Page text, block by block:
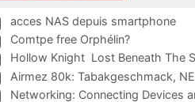
acces NAS depuis smartphone
Comtpe free Orphélin?
Hollow Knight  Lost Beneath The
Airmez 80k: Tabakgeschmack,
Technologie und Leistung im
Networking: Connecting Devices